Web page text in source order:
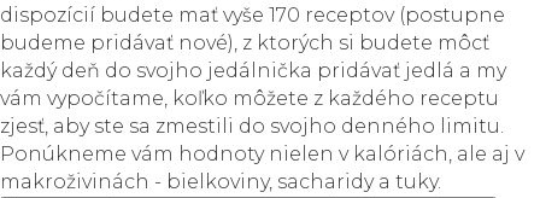
dispozícií budete mať vyše 170 receptov (postupne
budeme pridávať nové), z ktorých si budete môcť
každý deň do svojho jedálnička pridávať jedlá a my
vám vypočítame, koľko môžete z každého receptu
zjesť, aby ste sa zmestili do svojho denného limitu.
Ponúkneme vám hodnoty nielen v kalóriách, ale aj v
makroživinách - bielkoviny, sacharidy a tuky.